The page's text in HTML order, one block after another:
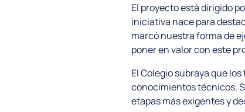
El proyecto está dirigido
iniciativa nace para
marcó nuestra forma de
poner en valor con este
El Colegio subraya que
conocimientos técnicos.
etapas más exigentes y